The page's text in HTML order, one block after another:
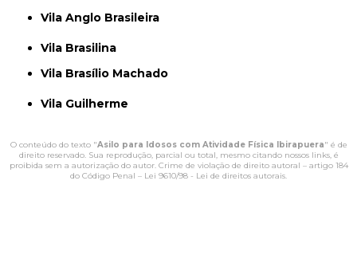
Vila Anglo Brasileira
Vila Brasilina
Vila Brasílio Machado
Vila Guilherme
O conteúdo do texto "Asilo para Idosos com Atividade Física Ibirapuera" é de
direito reservado. Sua reprodução, parcial ou total, mesmo citando nossos links, é
proibida sem a autorização do autor. Crime de violação de direito autoral – artigo 184
do Código Penal – Lei 9610/98 - Lei de direitos autorais.